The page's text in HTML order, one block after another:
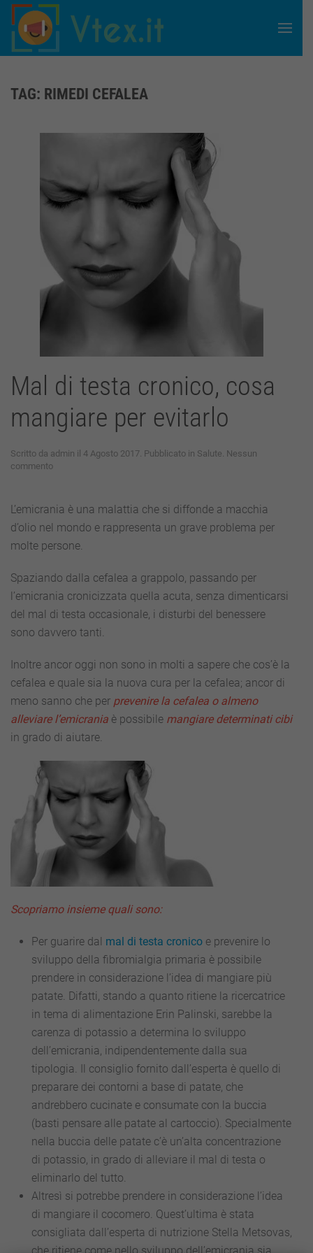
Skip to main content
TAG: RIMEDI CEFALEA
Mal di testa cronico, cosa
mangiare per evitarlo
Scritto da admin il 4 Agosto 2017. Pubblicato in Salute. Nessun
commentosu
testa
cronico,
cosa
mangiare
L’emicrania è una malattia che si diffonde a macchia
d’olio nel mondo e rappresenta un grave problema per
molte persone.
Spaziando dalla cefalea a grappolo, passando per
l’emicrania cronicizzata quella acuta, senza dimenticarsi
del mal di testa occasionale, i disturbi del benessere
sono davvero tanti.
Inoltre ancor oggi non sono in molti a sapere che cos’è la
cefalea e quale sia la nuova cura per la cefalea; ancor di
meno sanno che per prevenire la cefalea o almeno
alleviare l’emicrania è possibile mangiare determinati cibi
in grado di aiutare.
Scopriamo insieme quali sono:
Per guarire dal mal di testa cronico e prevenire lo
sviluppo della fibromialgia primaria è possibile
prendere in considerazione l’idea di mangiare più
patate. Difatti, stando a quanto ritiene la ricercatrice
in tema di alimentazione Erin Palinski, sarebbe la
carenza di potassio a determina lo sviluppo
dell’emicrania, indipendentemente dalla sua
tipologia. Il consiglio fornito dall’esperta è quello di
preparare dei contorni a base di patate, che
andrebbero cucinate e consumate con la buccia
(basti pensare alle patate al cartoccio). Specialmente
nella buccia delle patate c’è un’alta concentrazione
di potassio, in grado di alleviare il mal di testa o
eliminarlo del tutto.
Altresì si potrebbe prendere in considerazione l’idea
di mangiare il cocomero. Quest’ultima è stata
consigliata dall’esperta di nutrizione Stella Metsovas,